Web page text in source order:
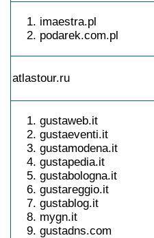
imaestra.pl
podarek.com.pl
atlastour.ru
gustaweb.it
gustaeventi.it
gustamodena.it
gustapedia.it
gustabologna.it
gustareggio.it
gustablog.it
mygn.it
gustadns.com